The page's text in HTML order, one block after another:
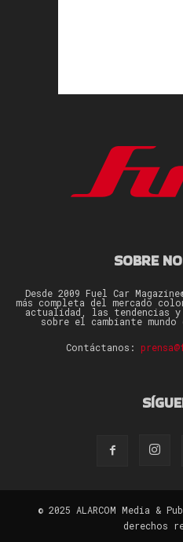
SOBRE
Desde 2009 Fuel Car
más completa del mercado
actualidad, las tendencias
sobre el cambiante
Contáctanos:
© 2025 ALARCOM Media &
derechos